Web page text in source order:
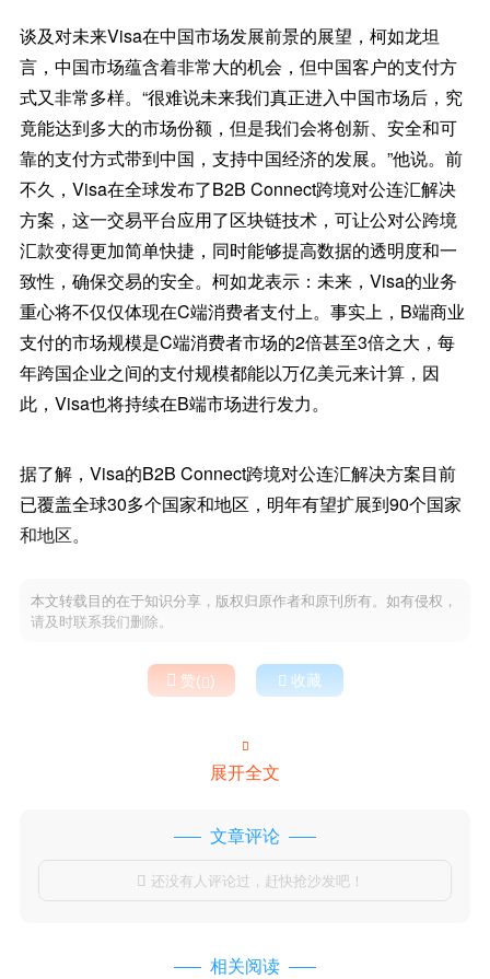
谈及对未来Visa在中国市场发展前景的展望，柯如龙坦
言，中国市场蕴含着非常大的机会，但中国客户的支付方
式又非常多样。“很难说未来我们真正进入中国市场后，究
竟能达到多大的市场份额，但是我们会将创新、安全和可
靠的支付方式带到中国，支持中国经济的发展。”他说。前
不久，Visa在全球发布了B2B Connect跨境对公连汇解决
方案，这一交易平台应用了区块链技术，可让公对公跨境
汇款变得更加简单快捷，同时能够提高数据的透明度和一
致性，确保交易的安全。柯如龙表示：未来，Visa的业务
重心将不仅仅体现在C端消费者支付上。事实上，B端商业
支付的市场规模是C端消费者市场的2倍甚至3倍之大，每
年跨国企业之间的支付规模都能以万亿美元来计算，因
此，Visa也将持续在B端市场进行发力。
据了解，Visa的B2B Connect跨境对公连汇解决方案目前
已覆盖全球30多个国家和地区，明年有望扩展到90个国家
和地区。
本文转载目的在于知识分享，版权归原作者和原刊所有。如有侵权，
请及时联系我们删除。
 赞()  收藏

展开全文
文章评论
 还没有人评论过，赶快抢沙发吧！
相关阅读